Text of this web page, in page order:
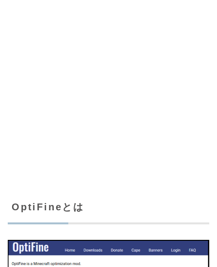
OptiFineとは